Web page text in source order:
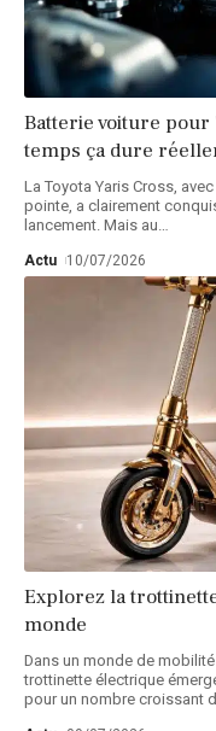
Batterie voiture pour
temps ça dure
La Toyota Yaris Cross,
pointe, a clairement
lancement. Mais au…
Actu 10/07/2026
Explorez la
monde
Dans un monde de
trottinette électrique
pour un nombre croissant